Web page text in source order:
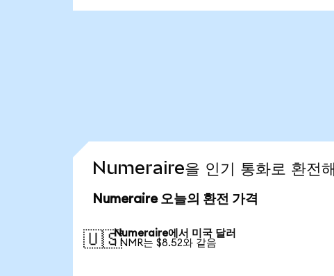
Numeraire을 인기 통화로 환전
Numeraire 오늘의 환전 가격
🇺🇸Numeraire에서 미국 달러
1 NMR는 $8.52와 같음